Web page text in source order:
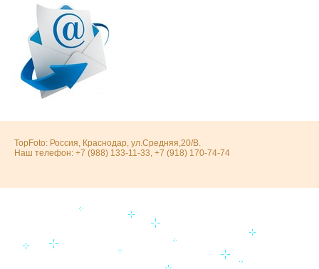
TopFoto: Россия, Краснодар, ул.Средняя,20/В.
Наш телефон: +7 (988) 133-11-33, +7 (918) 170-74-74